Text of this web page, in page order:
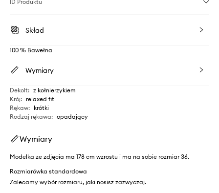
ID Produktu
Skład
100 % Bawełna
Wymiary
Dekolt: z kołnierzykiem
Krój: relaxed fit
Rękaw: krótki
Rodzaj rękawa: opadający
Wymiary
Modelka ze zdjęcia ma 178 cm wzrostu i ma na sobie rozmiar 36.
Rozmiarówka standardowa
Zalecamy wybór rozmiaru, jaki nosisz zazwyczaj.